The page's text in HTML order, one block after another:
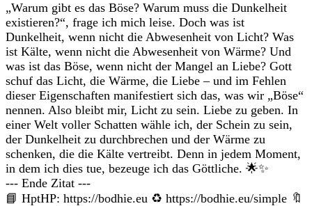
„Warum gibt es das Böse? Warum muss die Dunkelheit
existieren?“, frage ich mich leise. Doch was ist
Dunkelheit, wenn nicht die Abwesenheit von Licht? Was
ist Kälte, wenn nicht die Abwesenheit von Wärme? Und
was ist das Böse, wenn nicht der Mangel an Liebe? Gott
schuf das Licht, die Wärme, die Liebe – und im Fehlen
dieser Eigenschaften manifestiert sich das, was wir „Böse“
nennen. Also bleibt mir, Licht zu sein. Liebe zu geben. In
einer Welt voller Schatten wähle ich, der Schein zu sein,
der Dunkelheit zu durchbrechen und der Wärme zu
schenken, die die Kälte vertreibt. Denn in jedem Moment,
in dem ich dies tue, bezeuge ich das Göttliche. 🌟✨
--- Ende Zitat ---
📘 HptHP: https://bodhie.eu ♻ https://bodhie.eu/simple 🔖